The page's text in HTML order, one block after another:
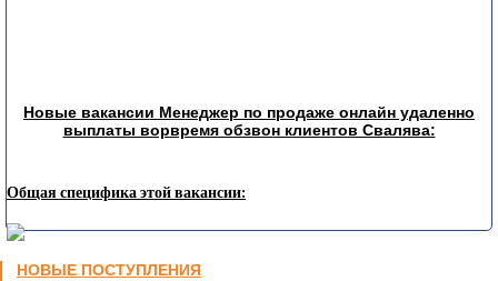
Новые вакансии Менеджер по продаже онлайн удаленно
выплаты ворвремя обзвон клиентов Свалява:
Общая специфика этой вакансии:
НОВЫЕ ПОСТУПЛЕНИЯ